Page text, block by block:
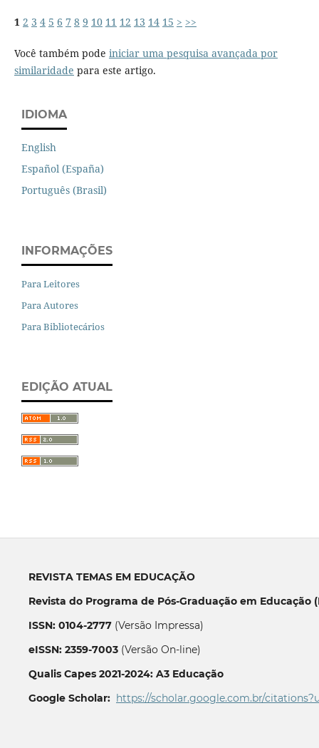
1 2 3 4 5 6 7 8 9 10 11 12 13 14 15 > >>
Você também pode iniciar uma pesquisa avançada por
similaridade para este artigo.
IDIOMA
English
Español (España)
Português (Brasil)
INFORMAÇÕES
Para Leitores
Para Autores
Para Bibliotecários
EDIÇÃO ATUAL
REVISTA TEMAS EM EDUCAÇÃO
Revista do Programa de Pós-Graduação em Educação
ISSN: 0104-2777(Versão Impressa)
eISSN: 2359-7003(Versão On-line)
Qualis Capes 2021-2024: A3 Educação
Google Scholar: https://scholar.google.com.br/